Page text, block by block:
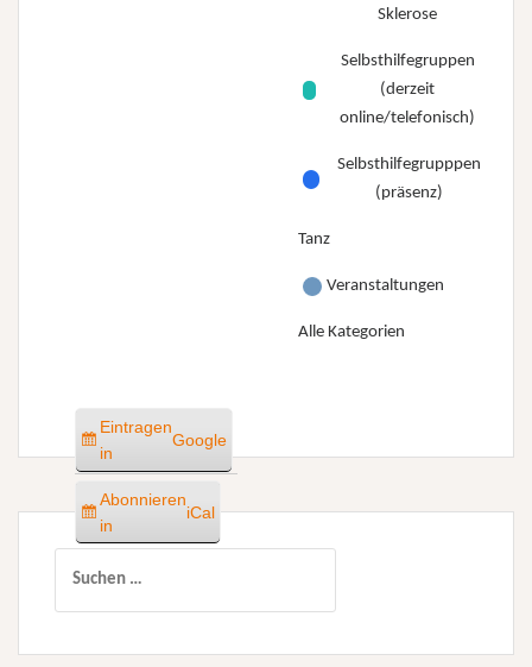
Sklerose
Selbsthilfegruppen
(derzeit
online/telefonisch)
Selbsthilfegrupppen
(präsenz)
Tanz
Veranstaltungen
Alle Kategorien
Eintragen
in
Google
Abonnieren
in
iCal